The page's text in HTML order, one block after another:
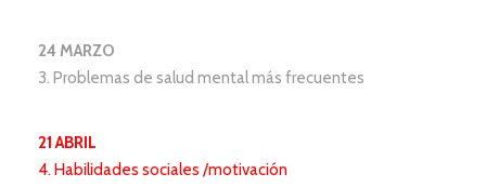
24 MARZO
3. Problemas de salud mental más frecuentes
21 ABRIL
4. Habilidades sociales /motivación